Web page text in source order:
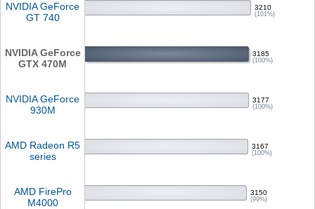
NVIDIA GeForce
GT 740
3210
(101%)
NVIDIA GeForce
GTX 470M
3185
(100%)
NVIDIA GeForce
930M
3177
(100%)
AMD Radeon R5
series
3167
(100%)
AMD FirePro
M4000
3150
(99%)